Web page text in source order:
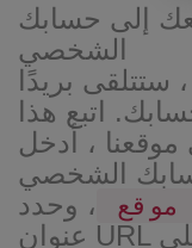
إلى حسابك
الشخصي
، ستتلقى بريدًا
اتبع هذا
، أدخل
موقع
، وحدد